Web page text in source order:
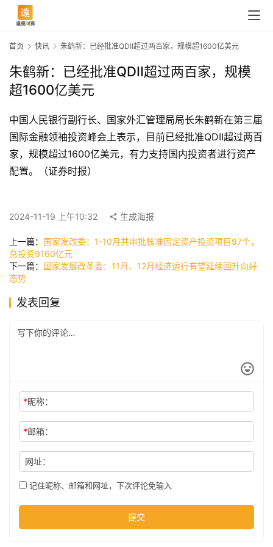
快
讯
司
尚
科
技
首页 快讯 朱鹤新：已经批准QDII超过两百家，规模超1600亿美元
朱鹤新：已经批准QDII超过两百家，规模
超1600亿美元
中国人民银行副行长、国家外汇管理局局长朱鹤新在第三届
国际金融领袖投资峰会上表示，目前已经批准QDII超过两百
家，规模超过1600亿美元，有力支持国内投资者进行资产
配置。（证券时报）
2024-11-19 上午10:32 生成海报
上一篇： 国家发改委：1-10月共审批核准固定资产投资项目97个，
总投资9160亿元
下一篇： 国家发展改革委：11月、12月经济运行有望延续回升向好
态势
发表回复
*昵称：
*邮箱：
网址：
记住昵称、邮箱和网址，下次评论免输入
提交